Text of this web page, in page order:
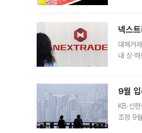
넥스
대체거
내 상·
9월
KB·신
조정 9